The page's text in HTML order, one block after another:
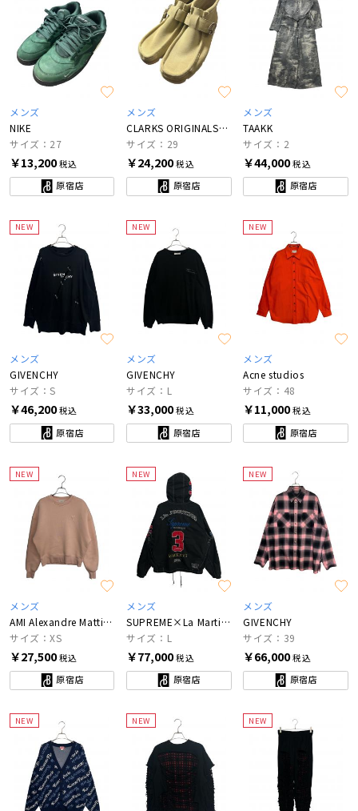
メンズ
NIKE
サイズ：27
￥13,200税込
原宿店
メンズ
CLARKS ORIGINALS×Needles
サイズ：29
￥24,200税込
原宿店
メンズ
TAAKK
サイズ：2
￥44,000税込
原宿店
NEW
メンズ
GIVENCHY
サイズ：S
￥46,200税込
原宿店
NEW
メンズ
GIVENCHY
サイズ：L
￥33,000税込
原宿店
NEW
メンズ
Acne studios
サイズ：48
￥11,000税込
原宿店
NEW
メンズ
AMI Alexandre Mattiussi
サイズ：XS
￥27,500税込
原宿店
NEW
メンズ
SUPREME×La Martina×Jacob&Co
サイズ：L
￥77,000税込
原宿店
NEW
メンズ
GIVENCHY
サイズ：39
￥66,000税込
原宿店
NEW NEW NEW